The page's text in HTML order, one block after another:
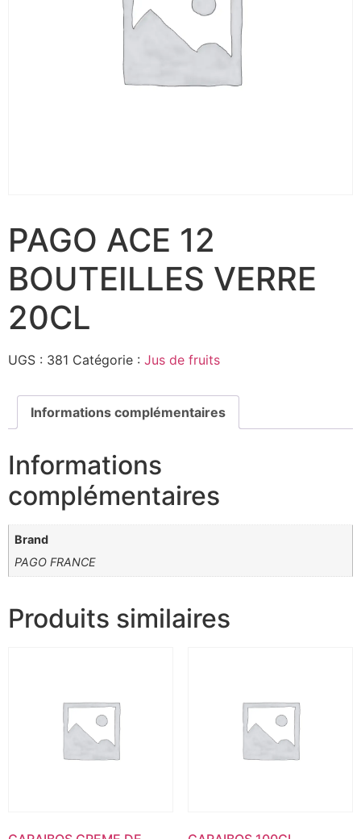
PAGO ACE 12
BOUTEILLES VERRE
20CL
UGS : 381 Catégorie : Jus de fruits
Informations complémentaires
Informations
complémentaires
Brand
PAGO FRANCE
Produits similaires